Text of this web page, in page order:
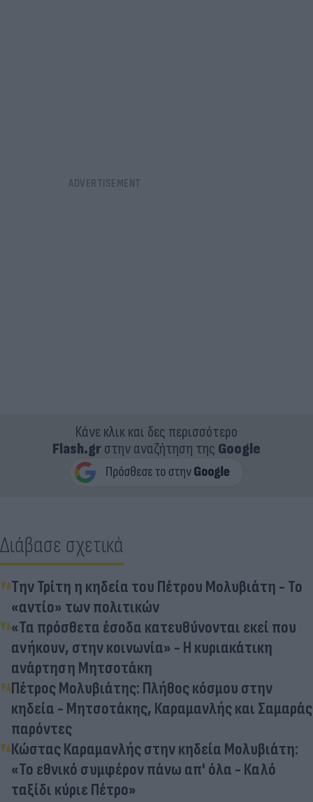
Κάνε κλικ και δες περισσότερο
Flash.grστην αναζήτηση της Google
Διάβασε σχετικά
Την Τρίτη η κηδεία του Πέτρου Μολυβιάτη - Το
«αντίο» των πολιτικών
«Τα πρόσθετα έσοδα κατευθύνονται εκεί που
ανήκουν, στην κοινωνία» - Η κυριακάτικη
ανάρτηση Μητσοτάκη
Πέτρος Μολυβιάτης: Πλήθος κόσμου στην
κηδεία - Μητσοτάκης, Καραμανλής και Σαμαράς
παρόντες
Κώστας Καραμανλής στην κηδεία Μολυβιάτη:
«Το εθνικό συμφέρον πάνω απ' όλα - Καλό
ταξίδι κύριε Πέτρο»